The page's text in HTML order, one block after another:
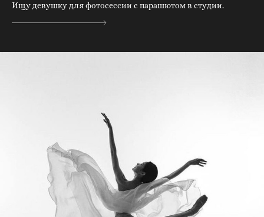
Ищу девушку для фотосессии с парашютом в студии.